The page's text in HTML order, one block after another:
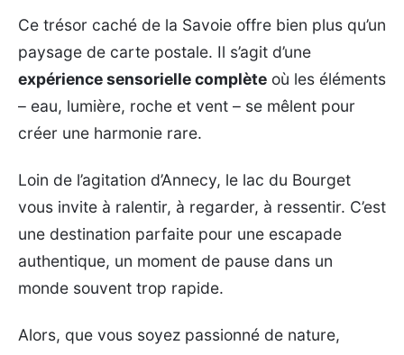
Ce trésor caché de la Savoie offre bien plus qu’un
paysage de carte postale. Il s’agit d’une
expérience sensorielle complète où les éléments
– eau, lumière, roche et vent – se mêlent pour
créer une harmonie rare.
Loin de l’agitation d’Annecy, le lac du Bourget
vous invite à ralentir, à regarder, à ressentir. C’est
une destination parfaite pour une escapade
authentique, un moment de pause dans un
monde souvent trop rapide.
Alors, que vous soyez passionné de nature,